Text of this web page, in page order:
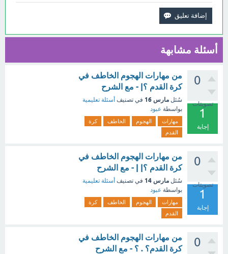
أسئلة مشابهة
0
تصويتات
1
إجابة
من مهارات الهجوم الخاطف في
كرة القدم ؟| - مع الشرح
سُئل مارس 16 في تصنيف أسئلة تعليمية
بواسطة عبود
مهارات الهجوم الخاطف
كرة
القدم
0
تصويتات
1
إجابة
من مهارات الهجوم الخاطف في
كرة القدم ؟| | - مع الشرح
سُئل مارس 14 في تصنيف أسئلة تعليمية
بواسطة عبود
مهارات الهجوم الخاطف
كرة
القدم
0
من مهارات الهجوم الخاطف في
كرة القدم؟ . ؟ - مع الشرح